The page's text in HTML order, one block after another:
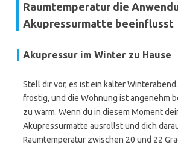
Raumtemperatur die
Akupressurmatte beeinflusst
Akupressur im Winter zu Hause
Stell dir vor, es ist ein kalter
frostig, und die Wohnung ist angenehm
zu warm. Wenn du in diesem Moment
Akupressurmatte ausrollst und dich
Raumtemperatur zwischen 20 und 22